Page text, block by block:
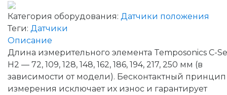
Категория оборудования: Датчики положения
Теги: Датчики
Описание
Длина измерительного элемента Temposonics C-
H2 — 72, 109, 128, 148, 162, 186, 194, 217, 250 мм (в
зависимости от модели). Бесконтактный принцип
измерения исключает их износ и гарантирует